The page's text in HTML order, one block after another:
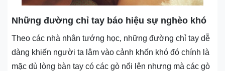
Những đường chỉ tay báo hiệu sự nghèo khó
Theo các nhà nhân tướng học, những đường chỉ tay dễ
dàng khiến người ta lâm vào cảnh khốn khó đó chính là
mặc dù lòng bàn tay có các gò nổi lên nhưng mà các gò